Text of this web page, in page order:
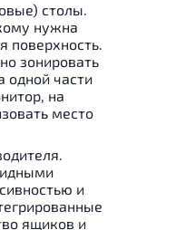
столы.
нужна
поверхность.
зонировать
одной части
на
место
и
ящиков и